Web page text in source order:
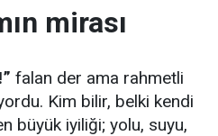
mirası
falan der ama rahmetli
Kim bilir, belki kendi
büyük iyiliği; yolu, suyu,